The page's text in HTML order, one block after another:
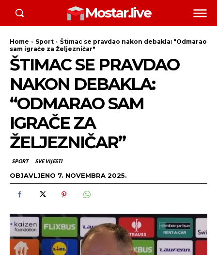
Mostar.live
Home Sport
Štimac se pravdao nakon debakla: "Odmarao
sam igrače za Željezničar"
ŠTIMAC SE PRAVDAO
NAKON DEBAKLA:
“ODMARAO SAM
IGRAČE ZA
ŽELJEZNIČAR”
SPORT SVE VIJESTI
OBJAVLJENO 7. NOVEMBRA 2025.